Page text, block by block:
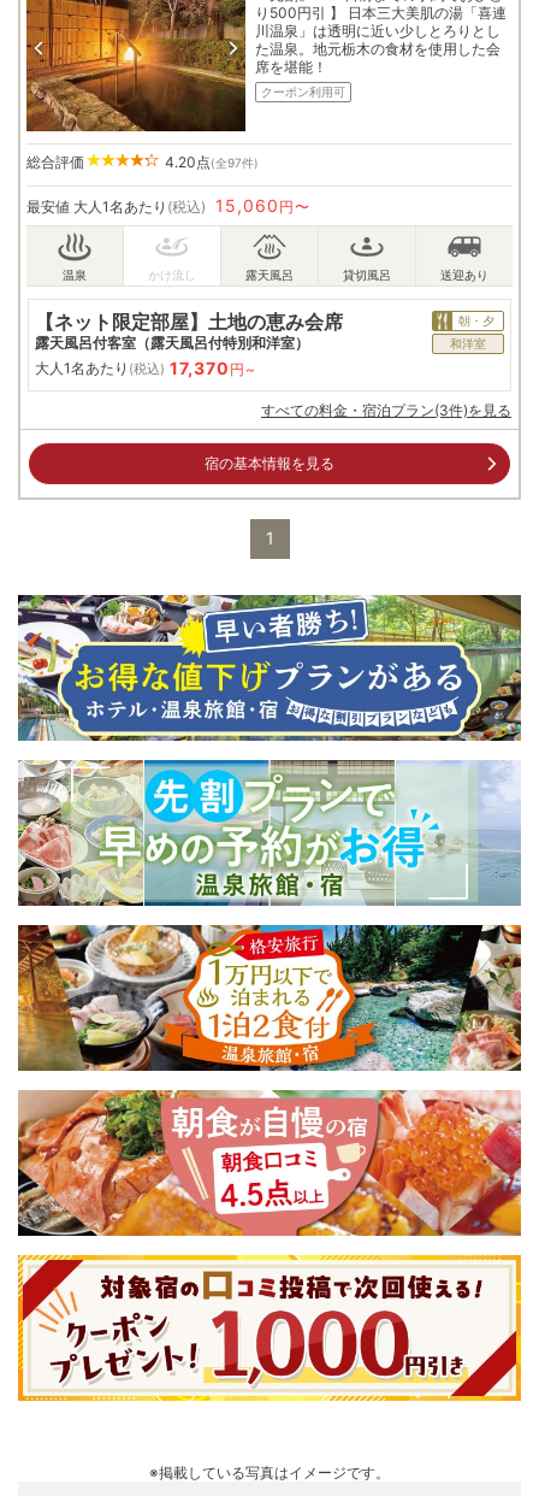
り500円引 】 日本三大美肌の湯「喜連
川温泉」は透明に近い少しとろりとし
た温泉。地元栃木の食材を使用した会
席を堪能！
クーポン利用可
総合評価 4.20 点(全97件)
最安値 大人1名あたり (税込) 15,060 円〜
【ネット限定部屋】土地の恵み会席
露天風呂付客室（露天風呂付特別和洋室）
朝・夕
和洋室
大人1名あたり (税込) 17,370 円~
すべての料金・宿泊プラン(3件)を見る
宿の基本情報を見る
1
※掲載している写真はイメージです。